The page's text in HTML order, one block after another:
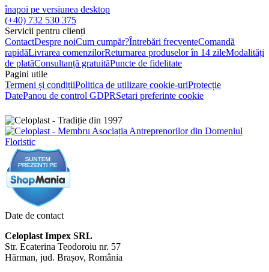
înapoi pe versiunea desktop
(+40) 732 530 375
Servicii pentru clienți
ContactDespre noiCum cumpăr?Întrebări frecventeComandă
rapidăLivrarea comenzilorReturnarea produselor în 14 zileModalități
de platăConsultanță gratuităPuncte de fidelitate
Pagini utile
Termeni și condițiiPolitica de utilizare cookie-uriProtecție
DatePanou de control GDPRSetari preferinte cookie
Date de contact
Celoplast Impex SRL
Str. Ecaterina Teodoroiu nr. 57
Hărman, jud. Brașov, România